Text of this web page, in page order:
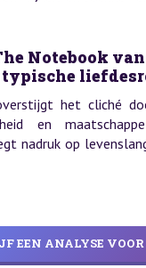
Notebook
typische
het cliché
en
nadruk op
EEN ANALYSE